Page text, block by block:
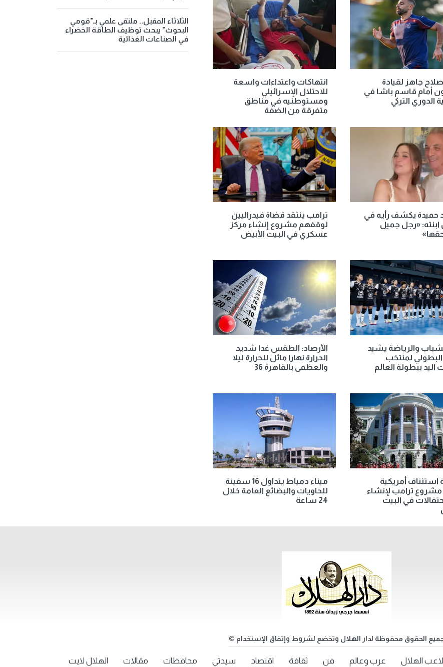
جاهز لقيادة
أمام قاسم باشا في
الدوري التركي
انتهاكات واعتداءات واسعة
للاحتلال الإسرائيلي
ومستوطنيه في مناطق
متفرقة من الضفة
حميدة يكشف رأيه في
«رجل جميل
ترامب ينتقد قضاة فيدراليين
لوقفهم مشروع إنشاء مركز
عسكري في البيت الأبيض
والرياضة يشيد
البطولي لمنتخب
اليد ببطولة العالم
الأرصاد: الطقس غدا شديد
الحرارة نهارا مائل للحرارة ليلا
والعظمى بالقاهرة 36
استئناف أمريكية
ترامب لإنشاء
في البيت
ميناء دمياط يتداول 16 سفينة
للحاويات والبضائع العامة خلال
24 ساعة
الثلاثاء المقبل.. ملتقى علمي بـ"قومي
البحوث" يبحث توظيف الطاقة الخضراء
في الصناعات الغذائية
الحقوق محفوظة لدار الهلال وتخضع لشروط وإتفاق الإستخدام ©
الهلال عرب وعالم فن ثقافة اقتصاد سيدتي محافظات مقالات الهلال لايت